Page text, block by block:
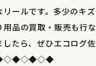
ールです。多少のキ
品の買取・販売も行な
たら、ぜひエコログ